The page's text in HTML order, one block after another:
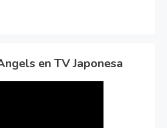
en TV Japonesa